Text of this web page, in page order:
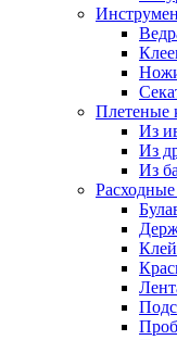
Плетеные
Из
Из
Из
Клей